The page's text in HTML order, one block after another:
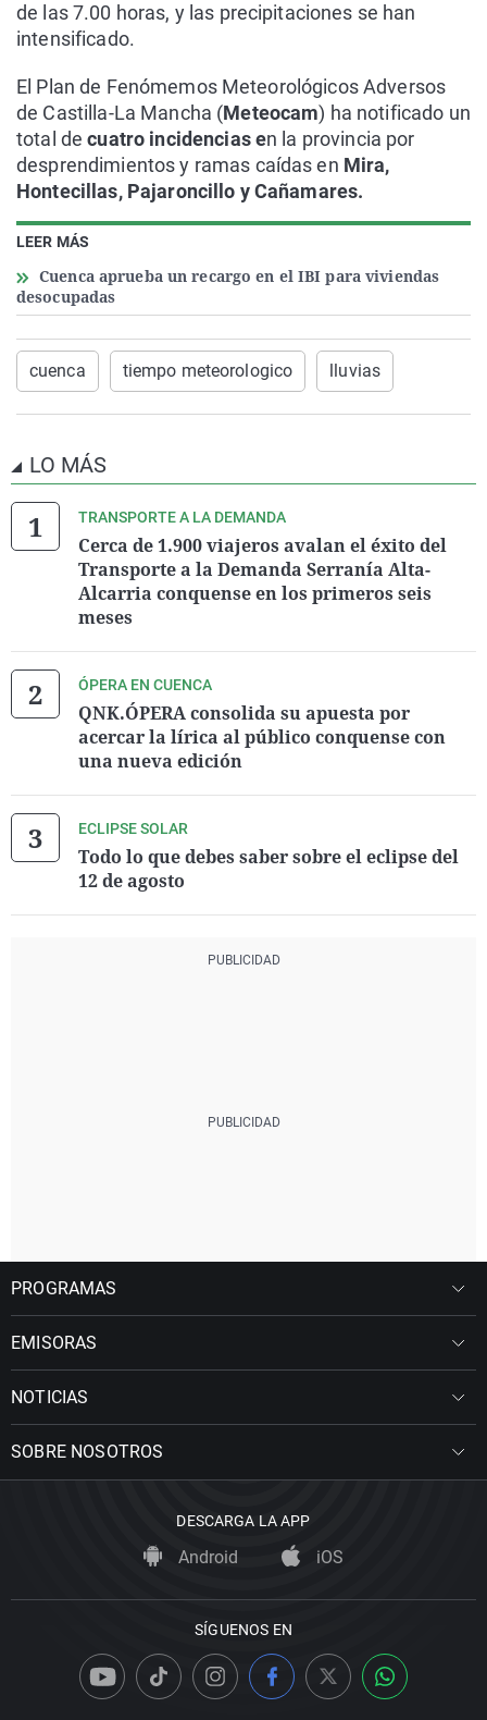
LEER MÁS
Cuenca aprueba un recargo en el IBI para viviendas
desocupadas
de las 7.00 horas, y las precipitaciones se han
intensificado.
El Plan de Fenómemos Meteorológicos Adversos
de Castilla-La Mancha (Meteocam) ha notificado un
total decuatro incidencias en la provincia por
desprendimientos y ramas caídas en Mira,
Hontecillas, Pajaroncillo y Cañamares.
cuenca tiempo meteorologico lluvias
LO MÁS
TRANSPORTE A LA DEMANDA
Cerca de 1.900 viajeros avalan el éxito del
Transporte a la Demanda Serranía Alta-
Alcarria conquense en los primeros seis
meses
ÓPERA EN CUENCA
QNK.ÓPERA consolida su apuesta por
acercar la lírica al público conquense con
una nueva edición
ECLIPSE SOLAR
Todo lo que debes saber sobre el eclipse del
12 de agosto
PROGRAMAS
EMISORAS
NOTICIAS
SOBRE NOSOTROS
DESCARGA LA APP
Android iOS
SÍGUENOS EN